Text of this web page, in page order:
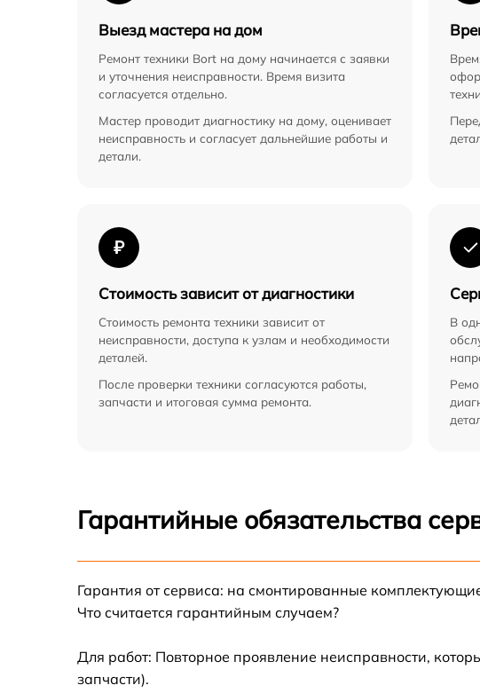
Выезд мастера на дом
Ремонт техники Bort на дому начинается с заявки
и уточнения неисправности. Время визита
согласуется отдельно.
Мастер проводит диагностику на дому, оценивает
неисправность и согласует дальнейшие работы и
детали.
₽
Стоимость зависит от диагностики
Стоимость ремонта техники зависит от
неисправности, доступа к узлам и необходимости
деталей.
После проверки техники согласуются работы,
запчасти и итоговая сумма ремонта.
В
Гарантийные обязательства
Гарантия от сервиса: на смонтированные
Что считается гарантийным случаем?
Для работ: Повторное проявление неисправности,
запчасти).